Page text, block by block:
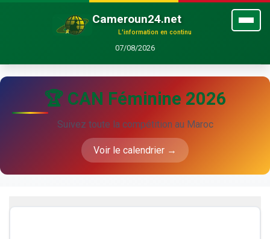
Cameroun24.net
L'information en continu
07/08/2026
🏆 CAN Féminine 2026
Suivez toute la compétition au Maroc
Voir le calendrier →